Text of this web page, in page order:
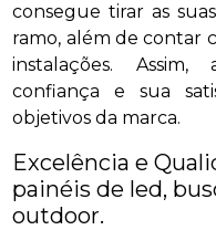
consegue tirar as
ramo, além de contar
instalações.
confiança e sua
objetivos da marca.
Excelência e
painéis de led,
outdoor.